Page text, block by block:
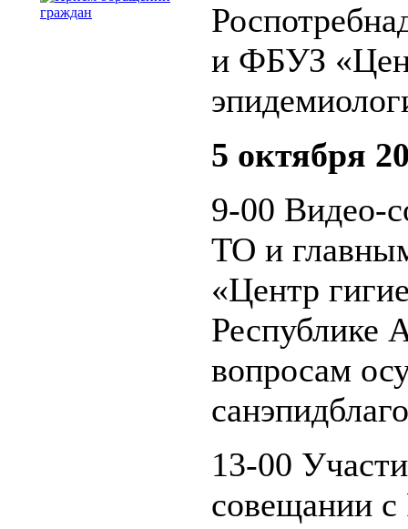
и ФБУЗ
5 октября
9-00 Видео-
ТО и
«Центр
Республике
вопросам
13-00
совещании c